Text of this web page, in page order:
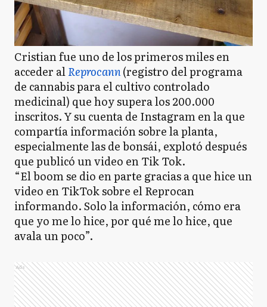
Cristian fue uno de los primeros miles en
acceder alReprocann(registro del programa
de cannabis para el cultivo controlado
medicinal) que hoy supera los 200.000
inscritos. Y su cuenta de Instagram en la que
compartía información sobre la planta,
especialmente las de bonsái, explotó después
que publicó un video en Tik Tok.
“El boom se dio en parte gracias a que hice un
video en TikTok sobre el Reprocan
informando. Solo la información, cómo era
que yo me lo hice, por qué me lo hice, que
avala un poco”.
Ads